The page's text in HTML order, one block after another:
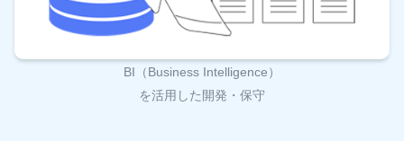
BI（Business Intelligence）
を活用した開発・保守